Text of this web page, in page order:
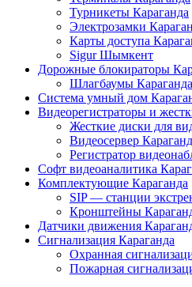
Турникеты Караганда
Электрозамки
Карты доступа
Sigur Шымкент
Дорожные блокираторы
Шлагбаумы Караганда
Система умный дом
Видеорегистраторы и
Жесткие диски для
Видеосервер
Регистратор
Софт видеоаналитика
Комплектующие Караганда
SIP — станции
Кронштейны
Датчики движения
Сигнализация Караганда
Охранная
Пожарная